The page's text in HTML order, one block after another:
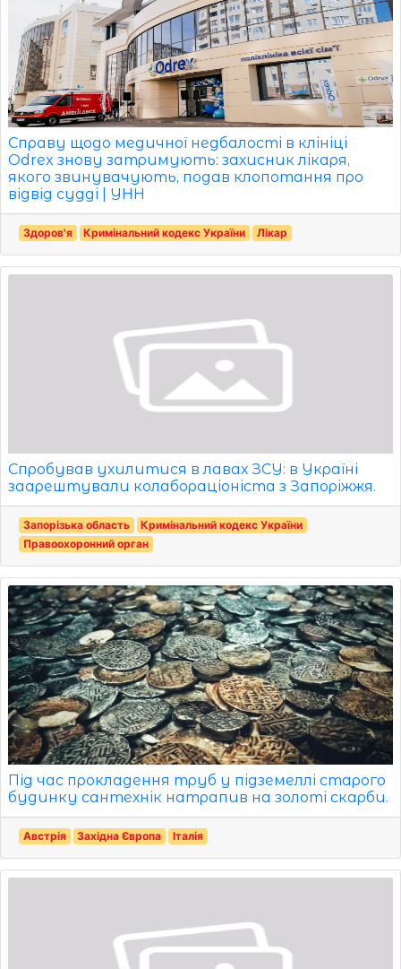
Справу щодо медичної недбалості в клініці
Odrex знову затримують: захисник лікаря,
якого звинувачують, подав клопотання про
відвід судді | УНН
Здоров'я Кримінальний кодекс України Лікар
Спробував ухилитися в лавах ЗСУ: в Україні
заарештували колабораціоніста з Запоріжжя.
Запорізька область
Кримінальний кодекс України
Правоохоронний орган
Під час прокладення труб у підземеллі старого
будинку сантехнік натрапив на золоті скарби.
Австрія Західна Європа Італія